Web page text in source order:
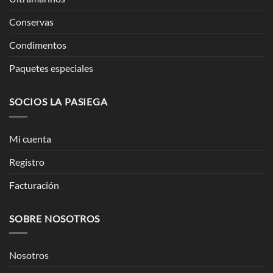
Conservas
Condimentos
Paquetes especiales
SOCIOS LA PASIEGA
Mi cuenta
Registro
Facturación
SOBRE NOSOTROS
Nosotros